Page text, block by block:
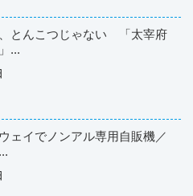
とんこつじゃない 「太宰府
...
ェイでノンアル専用自販機／